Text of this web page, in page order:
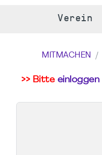
Verein
MITMACHEN
>> Bitte einloggen